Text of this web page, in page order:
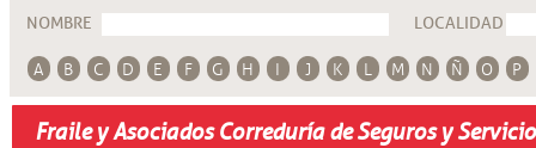
NOMBRE LOCALIDAD
A B C D E F G H I J K L M N Ñ O P
Fraile y Asociados Correduría de Seguros y